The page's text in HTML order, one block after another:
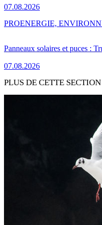
07.08.2026
Panneaux solaires et puces :
07.08.2026
PROENERGIE,
PLUS DE CETTE SECTION